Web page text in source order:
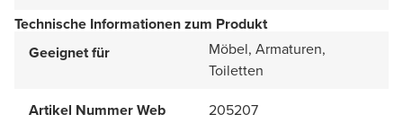
Technische Informationen zum Produkt
Geeignet für
Möbel, Armaturen,
Toiletten
Artikel Nummer Web
205207